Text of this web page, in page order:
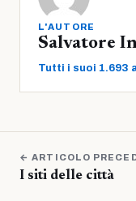
L'AUTORE
Salvatore
Tutti i suoi 1.693
← ARTICOLO
I siti delle città